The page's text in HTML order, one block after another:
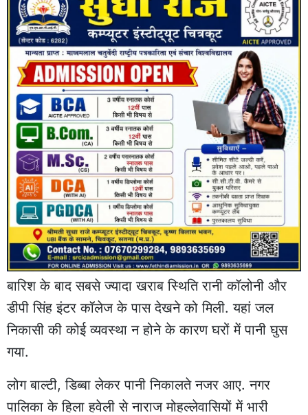
बारिश के बाद सबसे ज्यादा खराब स्थिति रानी कॉलोनी और
डीपी सिंह इंटर कॉलेज के पास देखने को मिली. यहां जल
निकासी की कोई व्यवस्था न होने के कारण घरों में पानी घुस
गया.
लोग बाल्टी, डिब्बा लेकर पानी निकालते नजर आए. नगर
पालिका के हिला हवेली से नाराज मोहल्लेवासियों में भारी